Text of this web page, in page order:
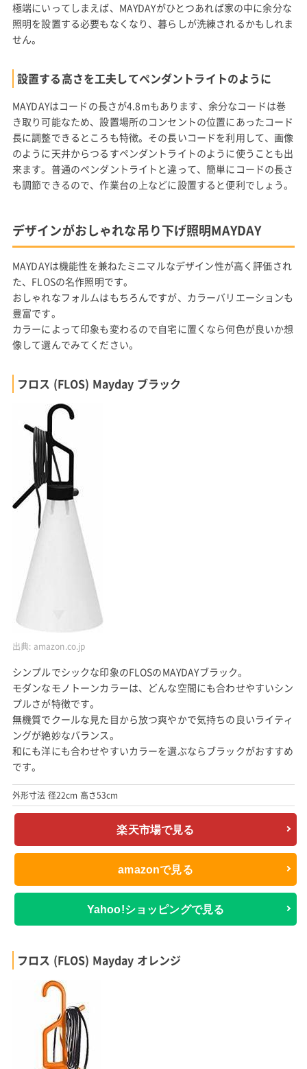
極端にいってしまえば、MAYDAYがひとつあれば家の中に余分な
照明を設置する必要もなくなり、暮らしが洗練されるかもしれま
せん。
設置する高さを工夫してペンダントライトのように
MAYDAYはコードの長さが4.8mもあります、余分なコードは巻
き取り可能なため、設置場所のコンセントの位置にあったコード
長に調整できるところも特徴。その長いコードを利用して、画像
のように天井からつるすペンダントライトのように使うことも出
来ます。普通のペンダントライトと違って、簡単にコードの長さ
も調節できるので、作業台の上などに設置すると便利でしょう。
デザインがおしゃれな吊り下げ照明MAYDAY
MAYDAYは機能性を兼ねたミニマルなデザイン性が高く評価され
た、FLOSの名作照明です。
おしゃれなフォルムはもちろんですが、カラーバリエーションも
豊富です。
カラーによって印象も変わるので自宅に置くなら何色が良いか想
像して選んでみてください。
フロス (FLOS) Mayday ブラック
出典: amazon.co.jp
シンプルでシックな印象のFLOSのMAYDAYブラック。
モダンなモノトーンカラーは、どんな空間にも合わせやすいシン
プルさが特徴です。
無機質でクールな見た目から放つ爽やかで気持ちの良いライティ
ングが絶妙なバランス。
和にも洋にも合わせやすいカラーを選ぶならブラックがおすすめ
です。
外形寸法 径22cm 高さ53cm
楽天市場で見る
amazonで見る
Yahoo!ショッピングで見る
フロス (FLOS) Mayday オレンジ